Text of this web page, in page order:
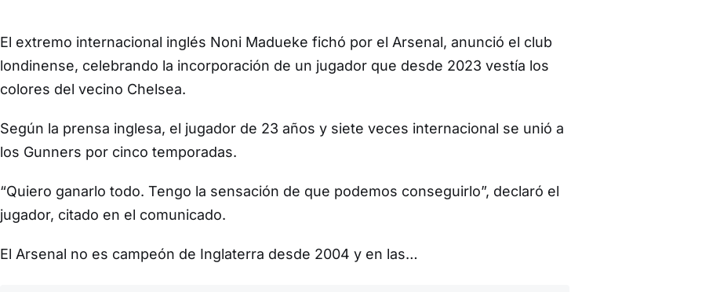
El extremo internacional inglés Noni Madueke fichó por el Arsenal, anunció el club
londinense, celebrando la incorporación de un jugador que desde 2023 vestía los
colores del vecino Chelsea.
Según la prensa inglesa, el jugador de 23 años y siete veces internacional se unió a
los Gunners por cinco temporadas.
“Quiero ganarlo todo. Tengo la sensación de que podemos conseguirlo”, declaró el
jugador, citado en el comunicado.
El Arsenal no es campeón de Inglaterra desde 2004 y en las…